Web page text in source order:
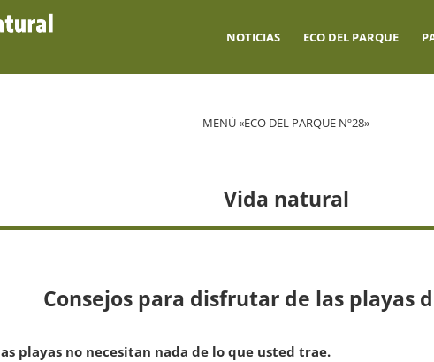
NOTICIAS ECO DEL PARQUE
MENÚ «ECO DEL PARQUE Nº28»
Vida natural
Consejos para disfrutar de las playas
playas no necesitan nada de lo que usted trae.